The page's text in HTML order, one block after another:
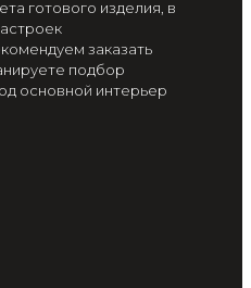
готового изделия, в
заказать
подбор
основной интерьер